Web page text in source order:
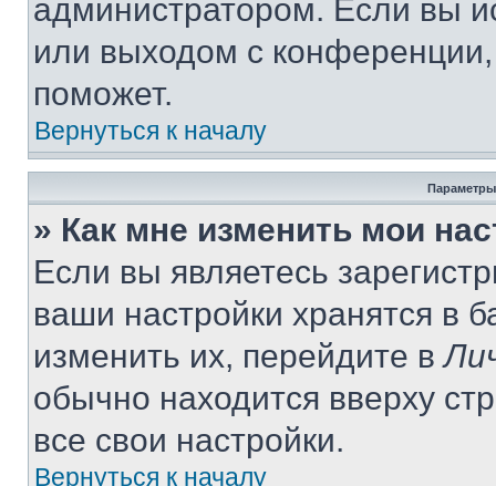
администратором. Если вы
или выходом с
поможет.
Вернуться к началу
Параметры
» Как мне изменить мои
Если вы являетесь
ваши настройки хранятся в
изменить их, перейдите в
обычно находится вверху
все свои настройки.
Вернуться к началу